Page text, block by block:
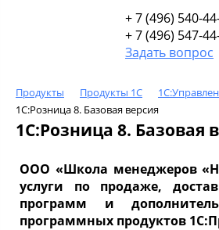
+ 7 (496) 540-
+ 7 (496) 547-
Задать вопрос
Продукты Продукты 1С
1С:Розница 8. Базовая версия
1С:Розница 8. Базовая
ООО «Школа менеджеров
услуги по продаже,
программ и
программных продуктов